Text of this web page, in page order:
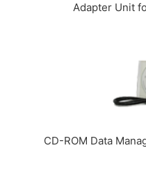
Adapter Unit
CD-ROM Data